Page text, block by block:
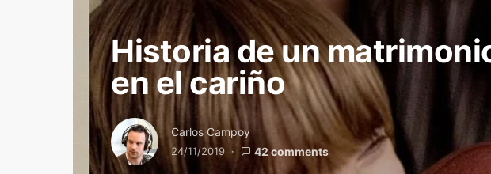
Historia de un
en el cariño
Carlos Campoy
24/11/2019 42 comments